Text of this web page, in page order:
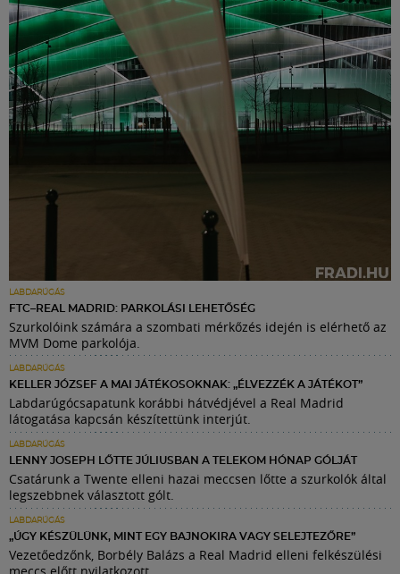
LABDARÚGÁS
FTC–REAL MADRID: PARKOLÁSI LEHETŐSÉG
Szurkolóink számára a szombati mérkőzés idején is elérhető az
MVM Dome parkolója.
LABDARÚGÁS
KELLER JÓZSEF A MAI JÁTÉKOSOKNAK: „ÉLVEZZÉK A JÁTÉKOT”
Labdarúgócsapatunk korábbi hátvédjével a Real Madrid
látogatása kapcsán készítettünk interjút.
LABDARÚGÁS
LENNY JOSEPH LŐTTE JÚLIUSBAN A TELEKOM HÓNAP GÓLJÁT
Csatárunk a Twente elleni hazai meccsen lőtte a szurkolók által
legszebbnek választott gólt.
LABDARÚGÁS
„ÚGY KÉSZÜLÜNK, MINT EGY BAJNOKIRA VAGY SELEJTEZŐRE”
Vezetőedzőnk, Borbély Balázs a Real Madrid elleni felkészülési